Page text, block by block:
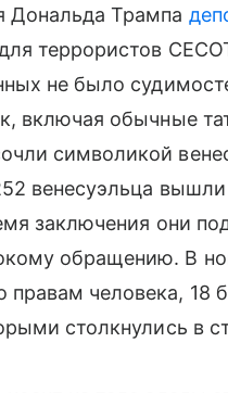
Дональда Трампа
террористов
не было
включая обычные
символикой
венесуэльца
заключения они
обращению. В
человека, 18
столкнулись в